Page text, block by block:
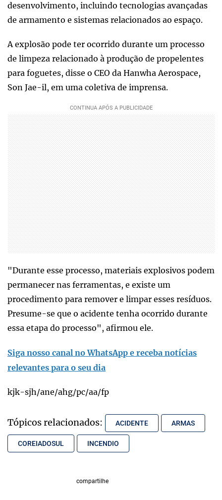
desenvolvimento, incluindo tecnologias avançadas
de armamento e sistemas relacionados ao espaço.
A explosão pode ter ocorrido durante um processo
de limpeza relacionado à produção de propelentes
para foguetes, disse o CEO da Hanwha Aerospace,
Son Jae-il, em uma coletiva de imprensa.
"Durante esse processo, materiais explosivos podem
permanecer nas ferramentas, e existe um
procedimento para remover e limpar esses resíduos.
Presume-se que o acidente tenha ocorrido durante
essa etapa do processo", afirmou ele.
Siga nosso canal no WhatsApp e receba notícias
relevantes para o seu dia
kjk-sjh/ane/ahg/pc/aa/fp
Tópicos relacionados: ACIDENTE ARMAS
COREIADOSUL INCENDIO
compartilhe